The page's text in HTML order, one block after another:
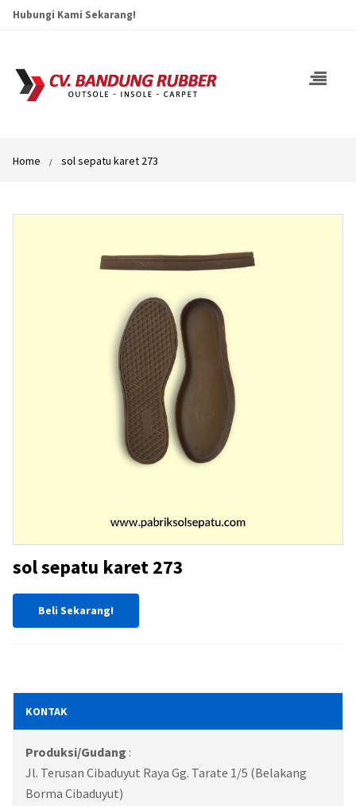
Hubungi Kami Sekarang!
Home sol sepatu karet 273
sol sepatu karet 273
Beli Sekarang!
KONTAK
Produksi/Gudang :
Jl. Terusan Cibaduyut Raya Gg. Tarate 1/5 (Belakang
Borma Cibaduyut)